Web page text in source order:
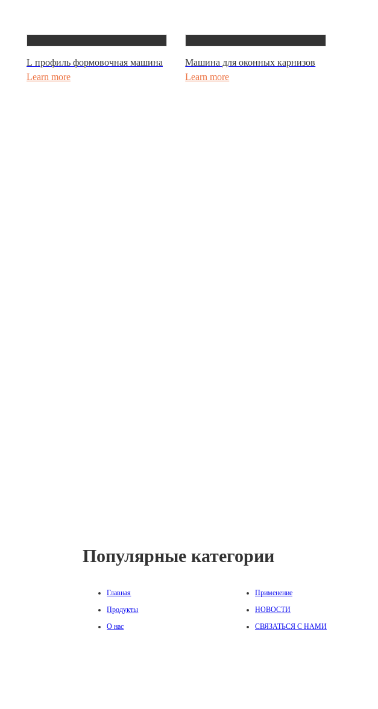
L профиль формовочная машина
Learn more
Машина для оконных карнизов
Learn more
Популярные категории
Главная
Применение
Продукты
НОВОСТИ
О нас
СВЯЗАТЬСЯ С НАМИ